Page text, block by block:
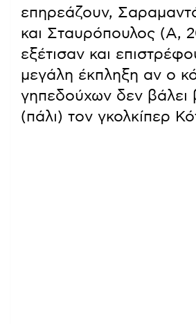
επηρεάζουν,
και Σταυρόπουλος (Α,
εξέτισαν και
μεγάλη έκπληξη αν ο
γηπεδούχων δεν βάλει
(πάλι) τον γκολκίπερ